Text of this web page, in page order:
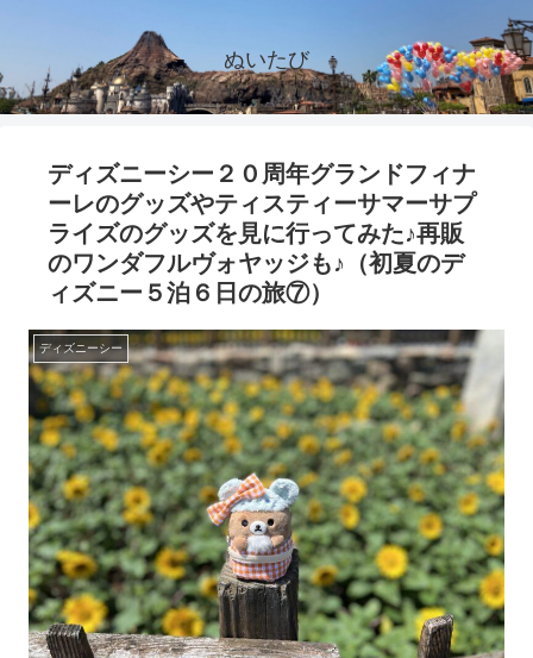
ぬいたび
ディズニーシー２０周年グランドフィナ
ーレのグッズやティスティーサマーサプ
ライズのグッズを見に行ってみた♪再販
のワンダフルヴォヤッジも♪（初夏のデ
ィズニー５泊６日の旅⑦）
ディズニーシー